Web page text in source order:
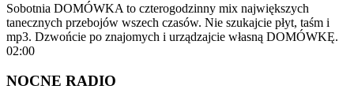
Sobotnia DOMÓWKA to czterogodzinny mix największych
tanecznych przebojów wszech czasów. Nie szukajcie płyt, taśm i
mp3. Dzwońcie po znajomych i urządzajcie własną DOMÓWKĘ.
02:00
NOCNE RADIO